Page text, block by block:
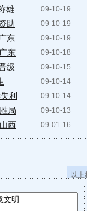
09-10-19
雄
09-10-19
助
09-10-19
东
09-10-18
东
09-10-15
级
09-10-14
09-10-14
利
09-10-13
局
09-01-16
西
以